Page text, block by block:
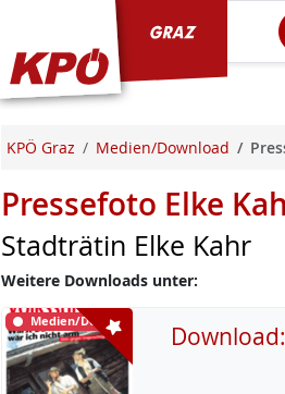
KPÖ Graz Medien/Download
Pressefoto Elke
Stadträtin Elke Kahr
Weitere Downloads unter:
Medien/Download